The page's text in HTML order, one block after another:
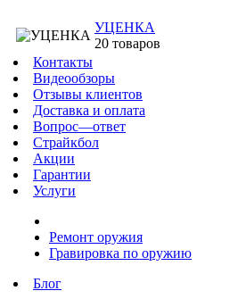
УЦЕНКА
20 товаров
Контакты
Видеообзоры
Отзывы клиентов
Доставка и оплата
Вопрос—ответ
Страйкбол
Акции
Гарантии
Услуги
Ремонт оружия
Гравировка по оружию
Блог